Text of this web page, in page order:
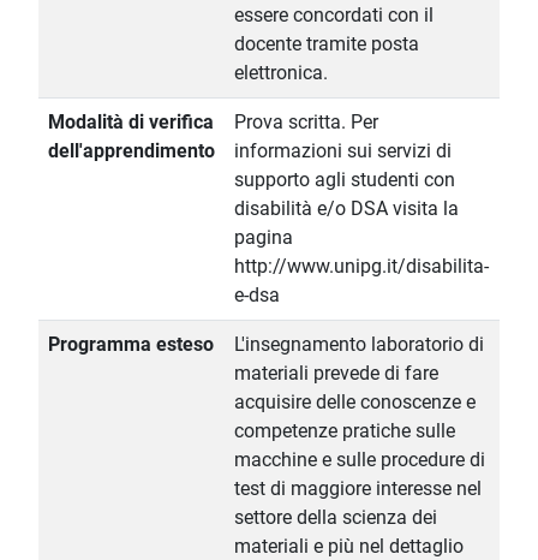
essere concordati con il
docente tramite posta
elettronica.
Modalità di verifica
dell'apprendimento
Prova scritta. Per
informazioni sui servizi di
supporto agli studenti con
disabilità e/o DSA visita la
pagina
http://www.unipg.it/disabilita-
e-dsa
Programma esteso
L'insegnamento laboratorio di
materiali prevede di fare
acquisire delle conoscenze e
competenze pratiche sulle
macchine e sulle procedure di
test di maggiore interesse nel
settore della scienza dei
materiali e più nel dettaglio